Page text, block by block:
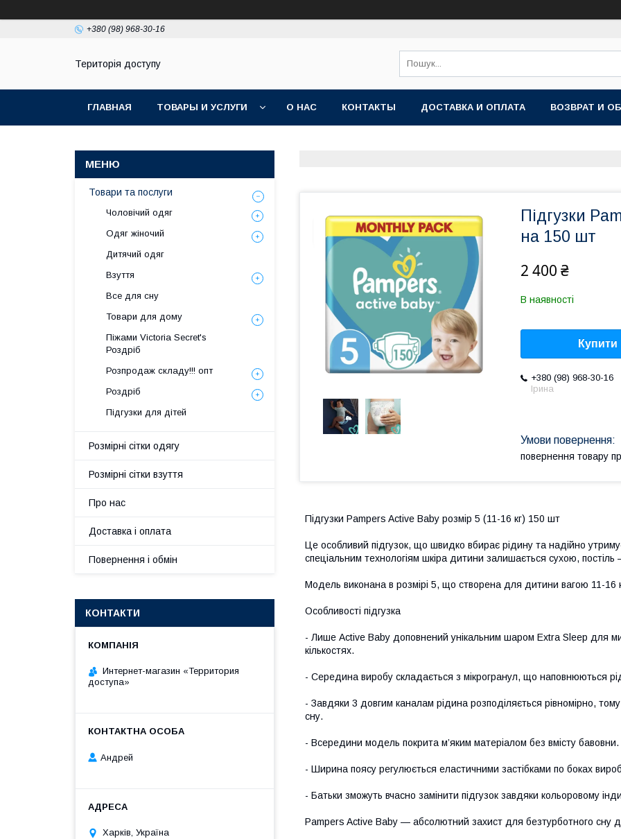
+380 (98) 968-30-16
Територія доступу
ГЛАВНАЯ ТОВАРЫ И УСЛУГИ О НАС КОНТАКТЫ ДОСТАВКА И ОПЛАТА ВОЗВРАТ И
Підгузки
на 150 шт
2 400 ₴
В наявності
Купити
+380 (98) 968-30-16
Ірина
повернення товару
Підгузки Pampers Active Baby розмір 5 (11-16 кг) 150 шт
Це особливий підгузок, що швидко вбирає рідину та надійно
спеціальним технологіям шкіра дитини залишається сухою,
Модель виконана в розмірі 5, що створена для дитини вагою 11-16
Особливості підгузка
- Лише Active Baby доповнений унікальним шаром Extra Sleep для
кількостях.
- Середина виробу складається з мікрогранул, що наповнюються
- Завдяки 3 довгим каналам рідина розподіляється рівномірно,
сну.
- Всередини модель покрита м’яким матеріалом без вмісту бавовни.
- Ширина поясу регулюється еластичними застібками по боках
- Батьки зможуть вчасно замінити підгузок завдяки кольоровому
Pampers Active Baby — абсолютний захист для безтурботного сну
Товари та послуги
Чоловічий одяг
Одяг жіночий
Дитячий одяг
Взуття
Все для сну
Товари для дому
Піжами Victoria Secret's
Роздріб
Розпродаж складу!!! опт
Роздріб
Підгузки для дітей
Розмірні сітки одягу
Розмірні сітки взуття
Про нас
Доставка і оплата
Повернення і обмін
КОНТАКТИ
Интернет-магазин «Территория
доступа»
Андрей
Харків, Україна